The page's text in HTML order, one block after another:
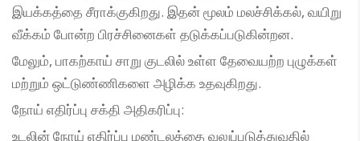
இயக்கத்தை சீராக்குகிறது. இதன் மூலம் மலச்சிக்கல், வயிறு
வீக்கம் போன்ற பிரச்சினைகள் தடுக்கப்படுகின்றன.
மேலும், பாகற்காய் சாறு குடலில் உள்ள தேவையற்ற புழுக்கள்
மற்றும் ஒட்டுண்ணிகளை அழிக்க உதவுகிறது.
நோய் எதிர்ப்பு சக்தி அதிகரிப்பு:
உடலின் நோய் எதிர்ப்பு மண்டலத்தை வலுப்படுத்துவதில்